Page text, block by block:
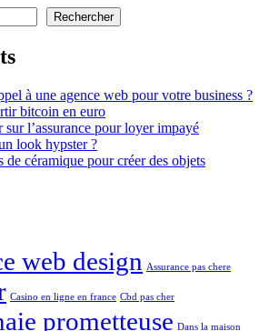
Rechercher
à une agence web pour votre business ?
bitcoin en euro
sur l’assurance pour loyer impayé
look hypster ?
de céramique pour créer des objets
web design Assurance pas chere
Casino en ligne en france Cbd pas cher
prometteuse Dans la maison